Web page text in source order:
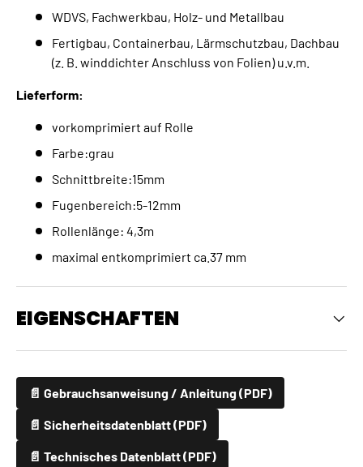
WDVS, Fachwerkbau, Holz- und Metallbau
Fertigbau, Containerbau, Lärmschutzbau, Dachbau
(z. B. winddichter Anschluss von Folien) u.v.m.
Lieferform:
vorkomprimiert auf Rolle
Farbe:grau
Schnittbreite:15mm
Fugenbereich:5-12mm
Rollenlänge: 4,3m
maximal entkomprimiert ca.37 mm
EIGENSCHAFTEN
📄 Gebrauchsanweisung / Anleitung (PDF)
📄 Sicherheitsdatenblatt (PDF)
📄 Technisches Datenblatt (PDF)